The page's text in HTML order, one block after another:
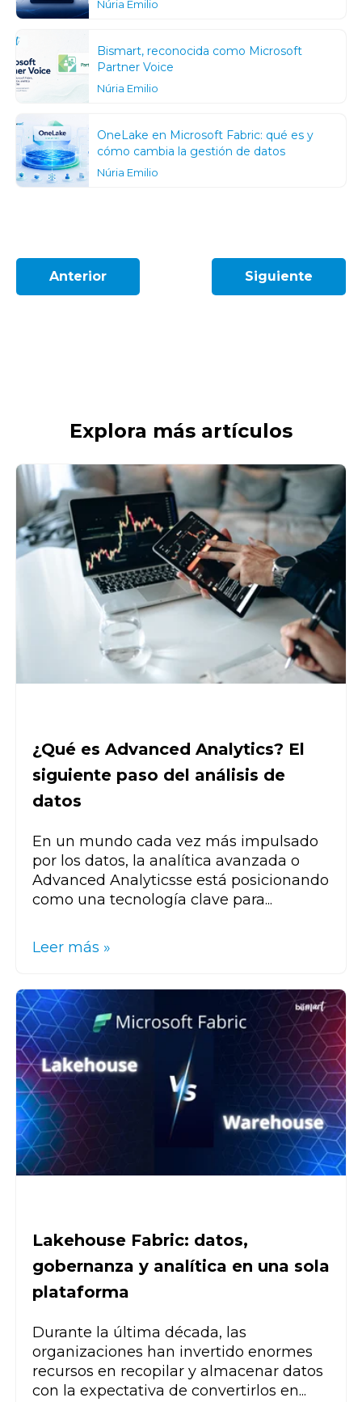
Núria Emilio
Bismart, reconocida como Microsoft
Partner Voice
Núria Emilio
OneLake en Microsoft Fabric: qué es y
cómo cambia la gestión de datos
Núria Emilio
Anterior Siguiente
Explora más artículos
¿Qué es Advanced Analytics? El
siguiente paso del análisis de
datos
En un mundo cada vez más impulsado
por los datos, la analítica avanzada o
Advanced Analyticsse está posicionando
como una tecnología clave para...
Leer más »
Lakehouse Fabric: datos,
gobernanza y analítica en una sola
plataforma
Durante la última década, las
organizaciones han invertido enormes
recursos en recopilar y almacenar datos
con la expectativa de convertirlos en...